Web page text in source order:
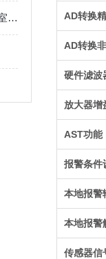
浅谈集成式新型土工智能化实验室建设 AD转换
AD转换
硬件滤波
放大器增
AST功能
报警条件
本地报警
本地报警
传感器信